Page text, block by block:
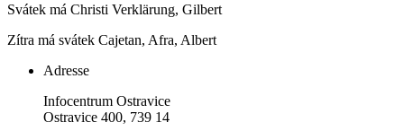
Svátek má Christi Verklärung, Gilbert
Zítra má svátek Cajetan, Afra, Albert
Adresse
Infocentrum Ostravice
Ostravice 400, 739 14